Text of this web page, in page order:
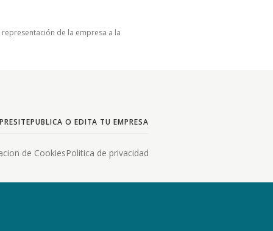
de la empresa a la
PUBLICA O EDITA TU EMPRESA
de CookiesPolitica de privacidad